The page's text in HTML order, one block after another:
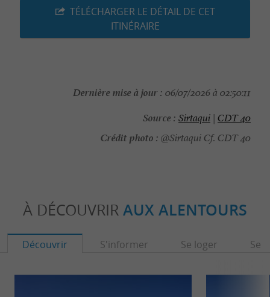
TÉLÉCHARGER LE DÉTAIL DE CET
ITINÉRAIRE
Dernière mise à jour : 06/07/2026 à 02:50:11
Source : Sirtaqui | CDT 40
Crédit photo : @Sirtaqui Cf. CDT 40
À DÉCOUVRIR AUX ALENTOURS
Découvrir S'informer Se loger Se